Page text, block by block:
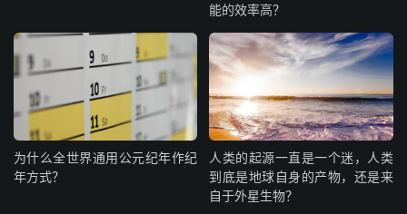
能的效率高？
为什么全世界通用公元纪年作纪
年方式？
人类的起源一直是一个迷，人类
到底是地球自身的产物，还是来
自于外星生物？